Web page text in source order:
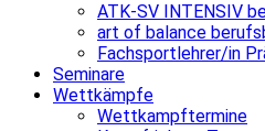
ATK-SV INTENSIV
art of balance
Fachsportlehrer/in
Seminare
Wettkämpfe
Wettkampftermine